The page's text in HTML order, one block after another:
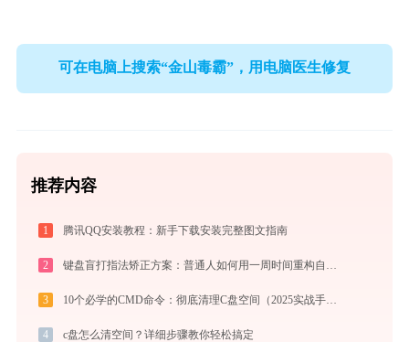
可在电脑上搜索“金山毒霸”，用电脑医生修复
推荐内容
1 腾讯QQ安装教程：新手下载安装完整图文指南
2
3 10个必学的CMD命令：彻底清理C盘空间（2025实战手册）
4 c盘怎么清空间？详细步骤教你轻松搞定